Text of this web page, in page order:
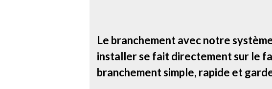
Le branchement avec notre
installer se fait directement sur le
branchement simple, rapide et